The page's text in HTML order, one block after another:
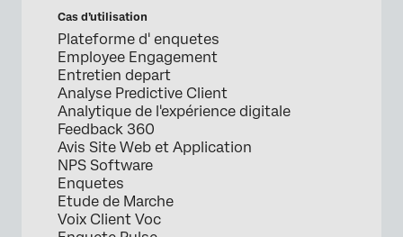
Cas d’utilisation
Plateforme d' enquetes
Employee Engagement
Entretien depart
Analyse Predictive Client
Analytique de l'expérience digitale
Feedback 360
Avis Site Web et Application
NPS Software
Enquetes
Etude de Marche
Voix Client Voc